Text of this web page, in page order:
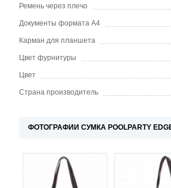
Ремень через плечо
Документы формата А4
Карман для планшета
Цвет фурнитуры
Цвет
Страна производитель
ФОТОГРАФИИ СУМКА POOLPARTY